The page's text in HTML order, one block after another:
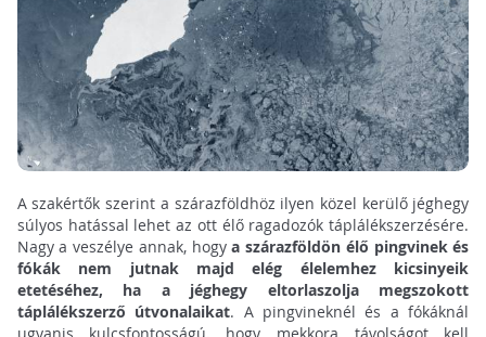
A szakértők szerint a szárazföldhöz ilyen közel kerülő jéghegy
súlyos hatással lehet az ott élő ragadozók táplálékszerzésére.
Nagy a veszélye annak, hogya szárazföldön élő pingvinek és
fókák nem jutnak majd elég élelemhez kicsinyeik
etetéséhez, ha a jéghegy eltorlaszolja megszokott
táplálékszerző útvonalaikat. A pingvineknél és a fókáknál
ugyanis kulcsfontosságú, hogy mekkora távolságot kell